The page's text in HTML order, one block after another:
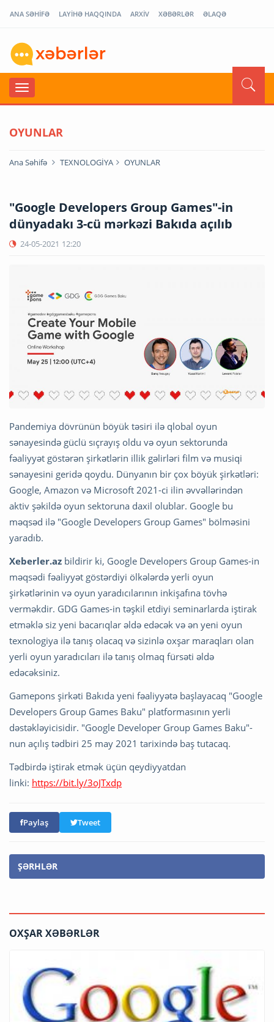
ANA SƏHİFƏ LAYİHƏ HAQQINDA ARXİV XƏBƏRLƏR ƏLAQƏ
OYUNLAR
Ana Səhifə TEXNOLOGİYA OYUNLAR
"Google Developers Group Games"-in
dünyadakı 3-cü mərkəzi Bakıda açılıb
24-05-2021 12:20
Pandemiya dövrünün böyük təsiri ilə qlobal oyun
sənayesində güclü sıçrayış oldu və oyun sektorunda
fəaliyyət göstərən şirkətlərin illik gəlirləri film və musiqi
sənayesini geridə qoydu. Dünyanın bir çox böyük şirkətləri:
Google, Amazon və Microsoft 2021-ci ilin əvvəllərindən
aktiv şəkildə oyun sektoruna daxil olublar. Google bu
məqsəd ilə "Google Developers Group Games" bölməsini
yaradıb.
Xeberler.az bildirir ki, Google Developers Group Games-in
məqsədi fəaliyyət göstərdiyi ölkələrdə yerli oyun
şirkətlərinin və oyun yaradıcılarının inkişafına tövhə
verməkdir. GDG Games-in təşkil etdiyi seminarlarda iştirak
etməklə siz yeni bacarıqlar əldə edəcək və ən yeni oyun
texnologiya ilə tanış olacaq və sizinlə oxşar maraqları olan
yerli oyun yaradıcıları ilə tanış olmaq fürsəti əldə
edəcəksiniz.
Gamepons şirkəti Bakıda yeni fəaliyyətə başlayacaq "Google
Developers Group Games Baku" platformasının yerli
dəstəkləyicisidir. "Google Developer Group Games Baku"-
nun açılış tədbiri 25 may 2021 tarixində baş tutacaq.
Tədbirdə iştirak etmək üçün qeydiyyatdan
linki: https://bit.ly/3oJTxdp
Paylaş Tweet
ŞƏRHLƏR
OXŞAR XƏBƏRLƏR